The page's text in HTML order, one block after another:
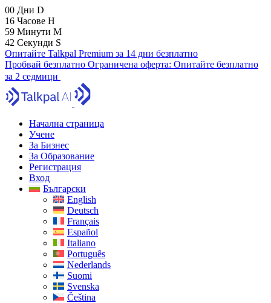
00 Дни D
16 Часове H
59 Минути M
40 Секунди S
Опитайте Talkpal Premium за 14 дни безплатно
Пробвай безплатно Ограничена оферта: Опитайте безплатно
за 2 седмици
Начална страница
Учене
За Бизнес
За Образование
Регистрация
Вход
Български
English
Deutsch
Français
Español
Italiano
Português
Nederlands
Suomi
Svenska
Čeština